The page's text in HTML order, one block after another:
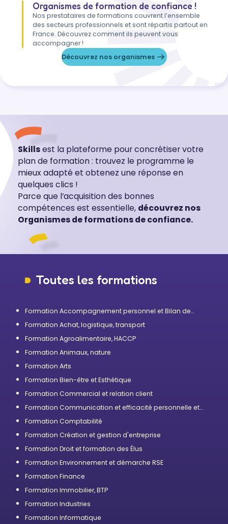
Organismes de formation de confiance !
Nos prestataires de formations couvrent l’ensemble
des secteurs professionnels et sont répartis partout en
France. Découvrez comment ils peuvent vous
accompagner !
Découvrez nos organismes
Skillsest la plateforme pour concrétiser votre
plan de formation : trouvez le programme le
mieux adapté et obtenez une réponse en
quelques clics !
Parce que l’acquisition des bonnes
compétences est essentielle, découvrez nos
Organismes de formations de confiance.
Toutes les formations
Formation Accompagnement personnel et Bilan de
Formation Achat, logistique, transport
Formation Agroalimentaire, HACCP
Formation Animaux, nature
Formation Arts
Formation Bien-être et Esthétique
Formation Commercial et relation client
Formation Communication et efficacité personnelle et
Formation Comptabilité
Formation Création et gestion d'entreprise
Formation Droit et formation des Élus
Formation Environnement et démarche RSE
Formation Finance
Formation Immobilier, BTP
Formation Industries
Formation Informatique